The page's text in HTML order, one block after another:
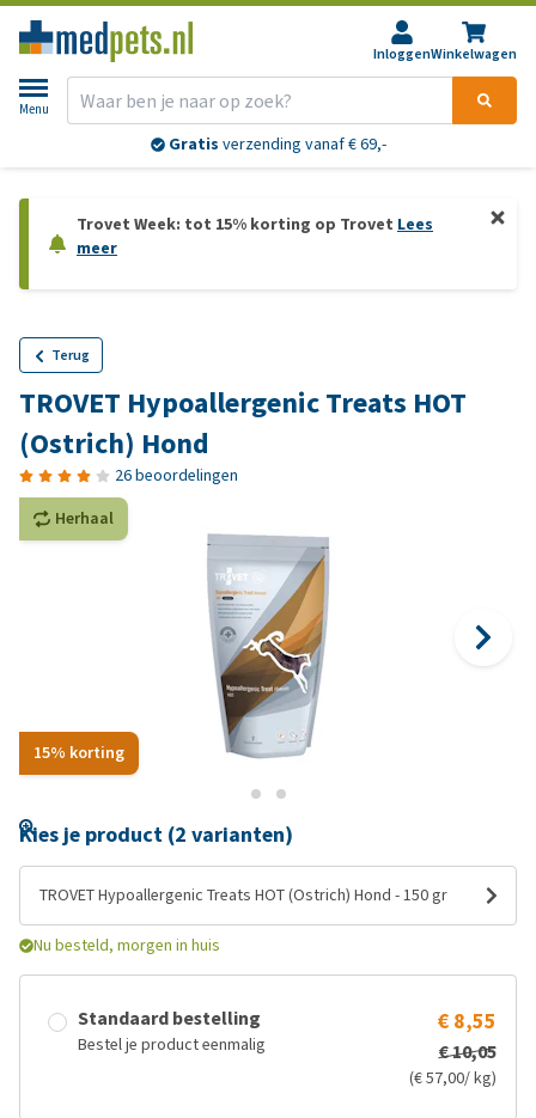
InloggenWinkelwagen
Menu
Gratis verzending vanaf € 69,-
Trovet Week: tot 15% korting op Trovet Lees
meer
Terug
TROVET Hypoallergenic Treats HOT
(Ostrich) Hond
26 beoordelingen
15% korting
Herhaal
Kies je product (2 varianten)
TROVET Hypoallergenic Treats HOT (Ostrich) Hond - 150 gr
Nu besteld, morgen in huis
Standaard bestelling
Bestel je product eenmalig
€ 8,55
€ 10,05
(€ 57,00/ kg)